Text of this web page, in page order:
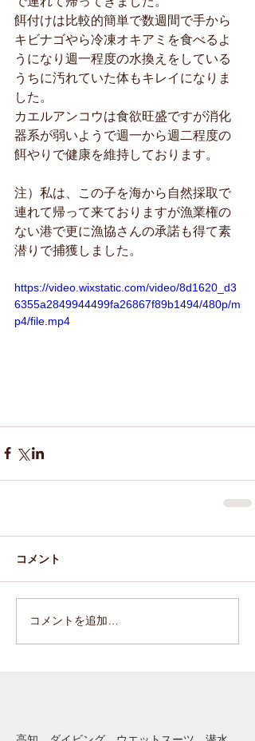
餌付けは比較的簡単で数週間で手から
キビナゴやら冷凍オキアミを食べるよ
うになり週一程度の水換えをしている
うちに汚れていた体もキレイになりま
した。
カエルアンコウは食欲旺盛ですが消化
器系が弱いようで週一から週二程度の
餌やりで健康を維持しております。
注）私は、この子を海から自然採取で
連れて帰って来ておりますが漁業権の
ない港で更に漁協さんの承諾も得て素
潜りで捕獲しました。
https://video.wixstatic.com/video/8d1620_d3
6355a2849944499fa26867f89b1494/480p/m
p4/file.mp4
コメント
コメントを追加…